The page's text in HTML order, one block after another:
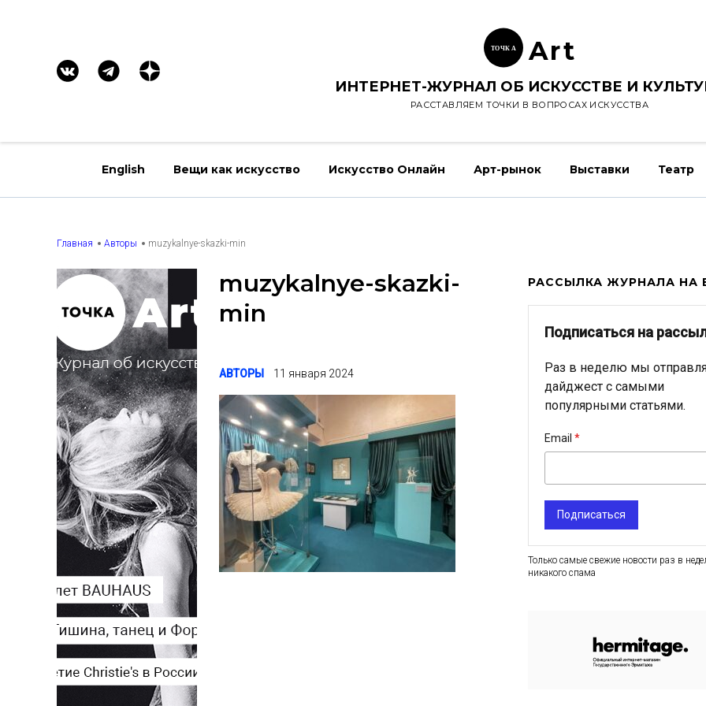
ТОЧК А Art
ИНТЕРНЕТ-ЖУРНАЛ ОБ ИСКУССТВЕ И
РАССТАВЛЯЕМ ТОЧКИ В ВОПРОСАХ ИСКУССТВА
English Вещи как искусство Искусство Онлайн Арт-рынок Выставки Театр
Главная Авторы muzykalnye-skazki-min
muzykalnye-skazki-
min
АВТОРЫ 11 января 2024
РАССЫЛКА ЖУРНАЛА НА
Подписаться на
Раз в неделю мы
дайджест с самыми
популярными статьями.
Email
Подписаться
Только самые свежие новости раз в
никакого спама